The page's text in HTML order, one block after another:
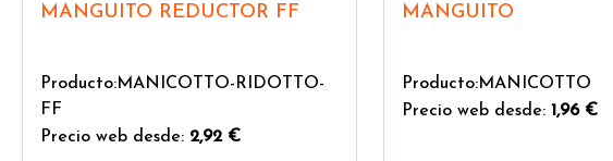
MANGUITO REDUCTOR FF
Producto:MANICOTTO-RIDOTTO-
FF
Precio web desde: 2,92 €
MANGUITO
Producto:MANICOTTO
Precio web desde: 1,96 €